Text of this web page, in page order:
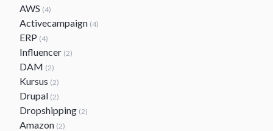
AWS (4)
Activecampaign (4)
ERP (4)
Influencer (2)
DAM (2)
Kursus (2)
Drupal (2)
Dropshipping (2)
Amazon (2)